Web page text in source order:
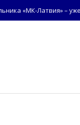
«МК-Латвия» –